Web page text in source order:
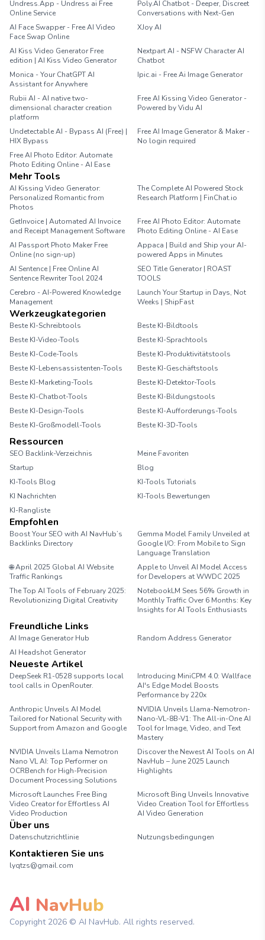
Undress.App - Undress ai Free
Online Service
Poly.AI Chatbot - Deeper, Discreet
Conversations with Next-Gen
AI Face Swapper - Free AI Video
Face Swap Online
XJoy AI
AI Kiss Video Generator Free
edition | AI Kiss Video Generator
Nextpart AI - NSFW Character AI
Chatbot
Monica - Your ChatGPT AI
Assistant for Anywhere
Ipic.ai - Free Ai Image Generator
Rubii AI - AI native two-
dimensional character creation
platform
Free AI Kissing Video Generator -
Powered by Vidu AI
Undetectable AI - Bypass AI (Free) |
HIX Bypass
Free AI Image Generator & Maker -
No login required
Free AI Photo Editor: Automate
Photo Editing Online - AI Ease
Mehr Tools
AI Kissing Video Generator:
Personalized Romantic from
Photos
The Complete AI Powered Stock
Research Platform | FinChat.io
GetInvoice | Automated AI Invoice
and Receipt Management Software
Free AI Photo Editor: Automate
Photo Editing Online - AI Ease
AI Passport Photo Maker Free
Online (no sign-up)
Appaca | Build and Ship your AI-
powered Apps in Minutes
AI Sentence | Free Online AI
Sentence Rewriter Tool 2024
SEO Title Generator | ROAST
TOOLS
Cerebro - AI-Powered Knowledge
Management
Launch Your Startup in Days, Not
Weeks | ShipFast
Werkzeugkategorien
Beste KI-Schreibtools
Beste KI-Bildtools
Beste KI-Video-Tools
Beste KI-Sprachtools
Beste KI-Code-Tools
Beste KI-Produktivitätstools
Beste KI-Lebensassistenten-Tools
Beste KI-Geschäftstools
Beste KI-Marketing-Tools
Beste KI-Detektor-Tools
Beste KI-Chatbot-Tools
Beste KI-Bildungstools
Beste KI-Design-Tools
Beste KI-Aufforderungs-Tools
Beste KI-Großmodell-Tools
Beste KI-3D-Tools
Ressourcen
SEO Backlink-Verzeichnis
Meine Favoriten
Startup
Blog
KI-Tools Blog
KI-Tools Tutorials
KI Nachrichten
KI-Tools Bewertungen
KI-Rangliste
Empfohlen
Boost Your SEO with AI NavHub’s
Backlinks Directory
Gemma Model Family Unveiled at
Google I/O: From Mobile to Sign
Language Translation
🌐 April 2025 Global AI Website
Traffic Rankings
Apple to Unveil AI Model Access
for Developers at WWDC 2025
The Top AI Tools of February 2025:
Revolutionizing Digital Creativity
NotebookLM Sees 56% Growth in
Monthly Traffic Over 6 Months: Key
Insights for AI Tools Enthusiasts
Freundliche Links
AI Image Generator Hub
Random Address Generator
AI Headshot Generator
Neueste Artikel
DeepSeek R1-0528 supports local
tool calls in OpenRouter.
Introducing MiniCPM 4.0: Wallface
AI's Edge Model Boosts
Performance by 220x
Anthropic Unveils AI Model
Tailored for National Security with
Support from Amazon and Google
NVIDIA Unveils Llama-Nemotron-
Nano-VL-8B-V1: The All-in-One AI
Tool for Image, Video, and Text
Mastery
NVIDIA Unveils Llama Nemotron
Nano VL AI: Top Performer on
OCRBench for High-Precision
Document Processing Solutions
Discover the Newest AI Tools on AI
NavHub – June 2025 Launch
Highlights
Microsoft Launches Free Bing
Video Creator for Effortless AI
Video Production
Microsoft Bing Unveils Innovative
Video Creation Tool for Effortless
AI Video Generation
Über uns
Datenschutzrichtlinie Nutzungsbedingungen
Kontaktieren Sie uns
lyqtzs@gmail.com
AI NavHub
Copyright 2026 © AI NavHub. All rights reserved.